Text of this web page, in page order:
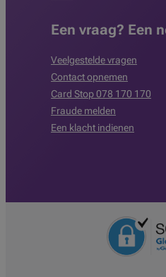
Een vraag? Een
Veelgestelde vragen
Contact opnemen
Card Stop 078 170 170
Fraude melden
Een klacht indienen